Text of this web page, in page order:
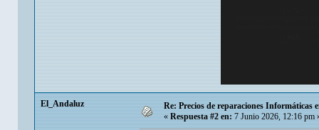
El_Andaluz
Re: Precios de reparaciones Informáticas
«Respuesta #2 en:7 Junio 2026, 12:16 pm